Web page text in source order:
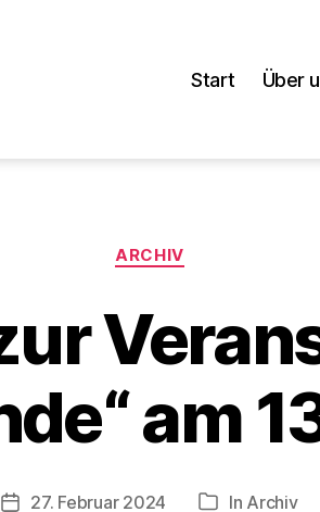
Start Über
Kategorien
ARCHIV
am
Veröffentlichungsdatum
27. Februar 2024 Kategorien
In Archiv